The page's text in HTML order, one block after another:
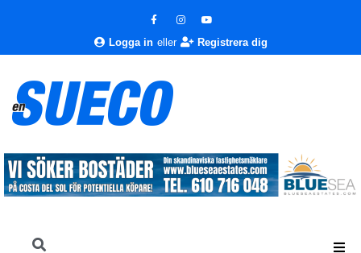
Logga in eller Registrera dig